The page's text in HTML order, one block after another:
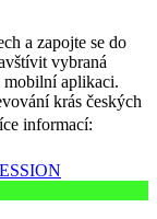
a zapojte se do
vybraná
mobilní aplikaci.
krás českých
informací: